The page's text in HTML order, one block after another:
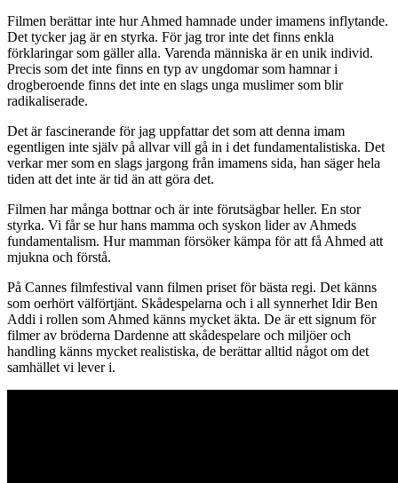
Filmen berättar inte hur Ahmed hamnade under imamens inflytande.
Det tycker jag är en styrka. För jag tror inte det finns enkla
förklaringar som gäller alla. Varenda människa är en unik individ.
Precis som det inte finns en typ av ungdomar som hamnar i
drogberoende finns det inte en slags unga muslimer som blir
radikaliserade.
Det är fascinerande för jag uppfattar det som att denna imam
egentligen inte själv på allvar vill gå in i det fundamentalistiska. Det
verkar mer som en slags jargong från imamens sida, han säger hela
tiden att det inte är tid än att göra det.
Filmen har många bottnar och är inte förutsägbar heller. En stor
styrka. Vi får se hur hans mamma och syskon lider av Ahmeds
fundamentalism. Hur mamman försöker kämpa för att få Ahmed att
mjukna och förstå.
På Cannes filmfestival vann filmen priset för bästa regi. Det känns
som oerhört välförtjänt. Skådespelarna och i all synnerhet Idir Ben
Addi i rollen som Ahmed känns mycket äkta. De är ett signum för
filmer av bröderna Dardenne att skådespelare och miljöer och
handling känns mycket realistiska, de berättar alltid något om det
samhället vi lever i.